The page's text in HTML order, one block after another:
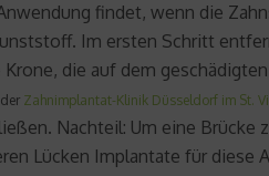
findet, wenn die
Im ersten Schritt
die auf dem
Zahnimplantat-Klinik Düsseldorf im St.
Nachteil: Um eine Brücke
Lücken Implantate für diese